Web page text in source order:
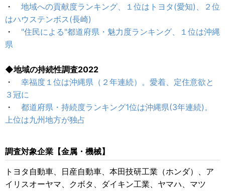
・ 地域への貢献度ランキング、１位はトヨタ(愛知)、２位
はハウステンボス(長崎)
・ "住民による"都道府県・魅力度ランキング、１位は沖縄
県
◆地域の持続性調査2022
・ 幸福度１位は沖縄県（２年連続）。愛着、定住意欲と
３冠に
・ 都道府県・持続度ランキング1位は沖縄県(3年連続)。
上位は九州地方が独占
調査対象企業【金属・機械】
トヨタ自動車、日産自動車、本田技研工業（ホンダ）、ア
イリスオーヤマ、クボタ、ダイキン工業、ヤマハ、マツ